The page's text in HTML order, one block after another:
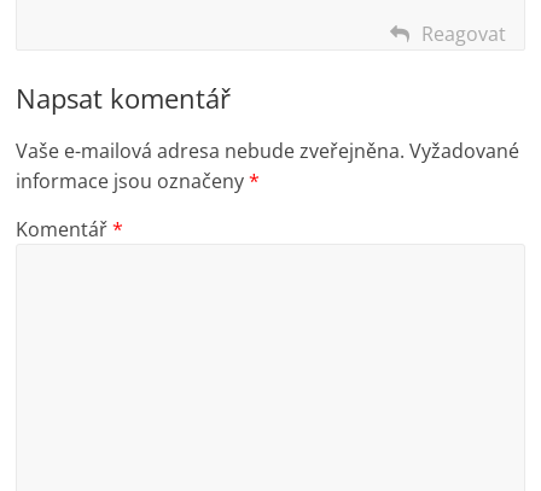
Reagovat
Napsat komentář
Vaše e-mailová adresa nebude zveřejněna. Vyžadované
informace jsou označeny*
Komentář*